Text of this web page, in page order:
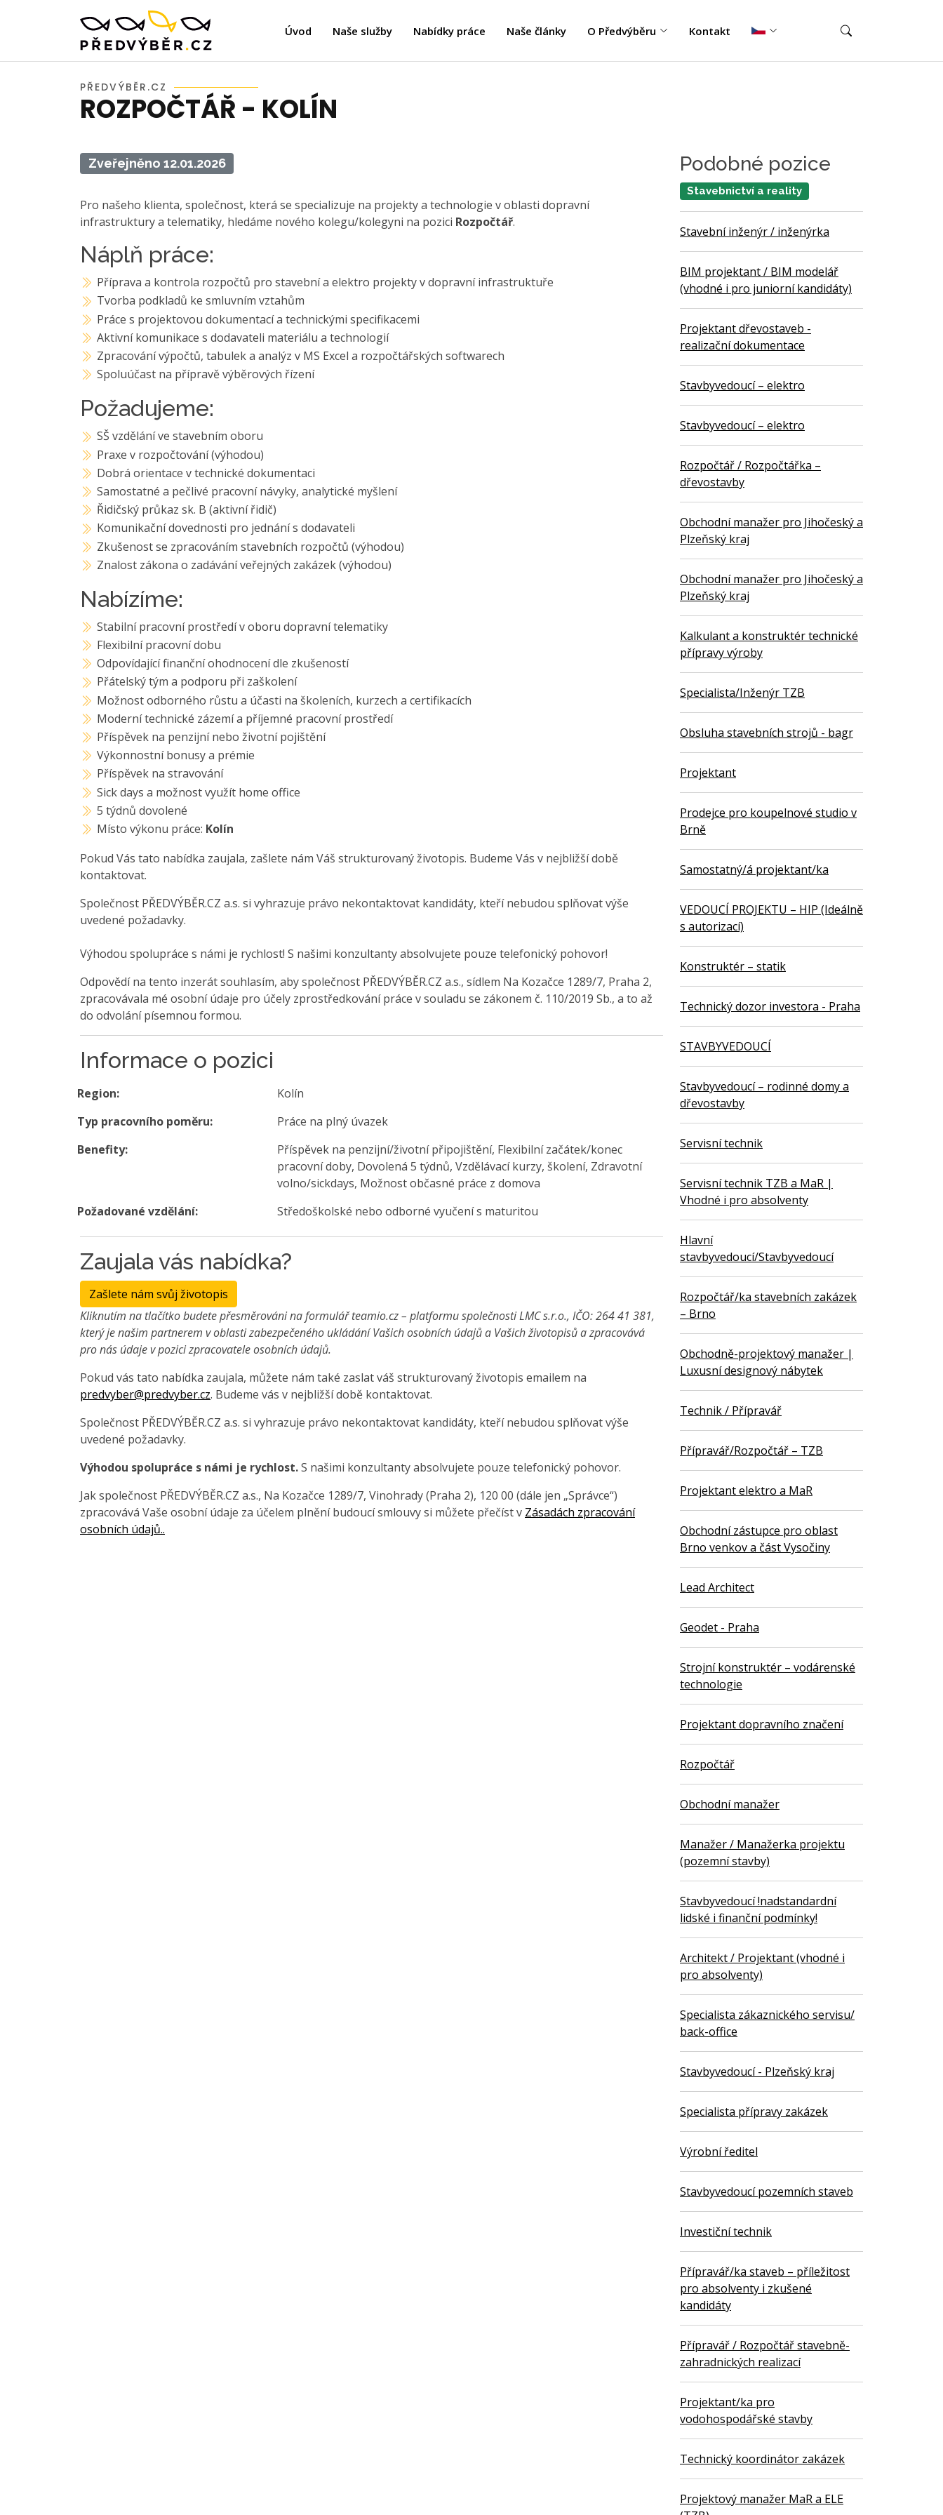
Úvod Naše služby Nabídky práce Naše články O Předvýběru Kontakt
PŘEDVÝBĚR.CZ
ROZPOČTÁŘ - KOLÍN
Zveřejněno 12.01.2026
Pro našeho klienta, společnost, která se specializuje na projekty a technologie v oblasti dopravní
infrastruktury a telematiky, hledáme nového kolegu/kolegyni na pozici Rozpočtář.
Náplň práce:
Příprava a kontrola rozpočtů pro stavební a elektro projekty v dopravní infrastruktuře
Tvorba podkladů ke smluvním vztahům
Práce s projektovou dokumentací a technickými specifikacemi
Aktivní komunikace s dodavateli materiálu a technologií
Zpracování výpočtů, tabulek a analýz v MS Excel a rozpočtářských softwarech
Spoluúčast na přípravě výběrových řízení
Požadujeme:
SŠ vzdělání ve stavebním oboru
Praxe v rozpočtování (výhodou)
Dobrá orientace v technické dokumentaci
Samostatné a pečlivé pracovní návyky, analytické myšlení
Řidičský průkaz sk. B (aktivní řidič)
Komunikační dovednosti pro jednání s dodavateli
Zkušenost se zpracováním stavebních rozpočtů (výhodou)
Znalost zákona o zadávání veřejných zakázek (výhodou)
Nabízíme:
Stabilní pracovní prostředí v oboru dopravní telematiky
Flexibilní pracovní dobu
Odpovídající finanční ohodnocení dle zkušeností
Přátelský tým a podporu při zaškolení
Možnost odborného růstu a účasti na školeních, kurzech a certifikacích
Moderní technické zázemí a příjemné pracovní prostředí
Příspěvek na penzijní nebo životní pojištění
Výkonnostní bonusy a prémie
Příspěvek na stravování
Sick days a možnost využít home office
5 týdnů dovolené
Místo výkonu práce: Kolín
Pokud Vás tato nabídka zaujala, zašlete nám Váš strukturovaný životopis. Budeme Vás v nejbližší době
kontaktovat.
Společnost PŘEDVÝBĚR.CZ a.s. si vyhrazuje právo nekontaktovat kandidáty, kteří nebudou splňovat výše
uvedené požadavky.
Výhodou spolupráce s námi je rychlost! S našimi konzultanty absolvujete pouze telefonický pohovor!
Odpovědí na tento inzerát souhlasím, aby společnost PŘEDVÝBĚR.CZ a.s., sídlem Na Kozačce 1289/7, Praha 2,
zpracovávala mé osobní údaje pro účely zprostředkování práce v souladu se zákonem č. 110/2019 Sb., a to až
do odvolání písemnou formou.
Informace o pozici
Region:
Kolín
Typ pracovního poměru:
Práce na plný úvazek
Benefity:
Příspěvek na penzijní/životní připojištění, Flexibilní začátek/konec
pracovní doby, Dovolená 5 týdnů, Vzdělávací kurzy, školení, Zdravotní
volno/sickdays, Možnost občasné práce z domova
Požadované vzdělání:
Středoškolské nebo odborné vyučení s maturitou
Zaujala vás nabídka?
Zašlete nám svůj životopis
Kliknutím na tlačítko budete přesměrováni na formulář teamio.cz – platformu společnosti LMC s.r.o., IČO: 264 41 381,
který je našim partnerem v oblasti zabezpečeného ukládání Vašich osobních údajů a Vašich životopisů a zpracovává
pro nás údaje v pozici zpracovatele osobních údajů.
Pokud vás tato nabídka zaujala, můžete nám také zaslat váš strukturovaný životopis emailem na
predvyber@predvyber.cz. Budeme vás v nejbližší době kontaktovat.
Společnost PŘEDVÝBĚR.CZ a.s. si vyhrazuje právo nekontaktovat kandidáty, kteří nebudou splňovat výše
uvedené požadavky.
Výhodou spolupráce s námi je rychlost.S našimi konzultanty absolvujete pouze telefonický pohovor.
Jak společnost PŘEDVÝBĚR.CZ a.s., Na Kozačce 1289/7, Vinohrady (Praha 2), 120 00 (dále jen „Správce“)
zpracovává Vaše osobní údaje za účelem plnění budoucí smlouvy si můžete přečíst v Zásadách zpracování
osobních údajů..
Podobné pozice
Stavebnictví a reality
Stavební inženýr / inženýrka
BIM projektant / BIM modelář
(vhodné i pro juniorní kandidáty)
Projektant dřevostaveb -
realizační dokumentace
Stavbyvedoucí – elektro
Stavbyvedoucí – elektro
Rozpočtář / Rozpočtářka –
dřevostavby
Obchodní manažer pro Jihočeský a
Plzeňský kraj
Obchodní manažer pro Jihočeský a
Plzeňský kraj
Kalkulant a konstruktér technické
přípravy výroby
Specialista/Inženýr TZB
Obsluha stavebních strojů - bagr
Projektant
Prodejce pro koupelnové studio v
Brně
Samostatný/á projektant/ka
VEDOUCÍ PROJEKTU – HIP (Ideálně
s autorizací)
Konstruktér – statik
Technický dozor investora - Praha
STAVBYVEDOUCÍ
Stavbyvedoucí – rodinné domy a
dřevostavby
Servisní technik
Servisní technik TZB a MaR |
Vhodné i pro absolventy
Hlavní
stavbyvedoucí/Stavbyvedoucí
Rozpočtář/ka stavebních zakázek
– Brno
Obchodně-projektový manažer |
Luxusní designový nábytek
Technik / Přípravář
Přípravář/Rozpočtář – TZB
Projektant elektro a MaR
Obchodní zástupce pro oblast
Brno venkov a část Vysočiny
Lead Architect
Geodet - Praha
Strojní konstruktér – vodárenské
technologie
Projektant dopravního značení
Rozpočtář
Obchodní manažer
Manažer / Manažerka projektu
(pozemní stavby)
Stavbyvedoucí !nadstandardní
lidské i finanční podmínky!
Architekt / Projektant (vhodné i
pro absolventy)
Specialista zákaznického servisu/
back-office
Stavbyvedoucí - Plzeňský kraj
Specialista přípravy zakázek
Výrobní ředitel
Stavbyvedoucí pozemních staveb
Investiční technik
Přípravář/ka staveb – příležitost
pro absolventy i zkušené
kandidáty
Přípravář / Rozpočtář stavebně-
zahradnických realizací
Projektant/ka pro
vodohospodářské stavby
Technický koordinátor zakázek
Projektový manažer MaR a ELE